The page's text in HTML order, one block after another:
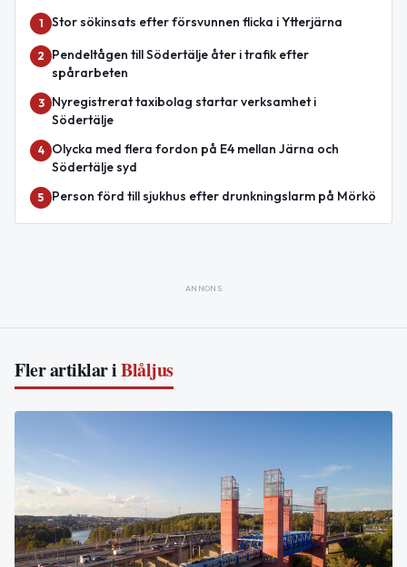
1 Stor sökinsats efter försvunnen flicka i Ytterjärna
2
Pendeltågen till Södertälje åter i trafik efter
spårarbeten
3
Nyregistrerat taxibolag startar verksamhet i
Södertälje
4
Olycka med flera fordon på E4 mellan Järna och
Södertälje syd
5 Person förd till sjukhus efter drunkningslarm på Mörkö
ANNONS
Fler artiklar iBlåljus